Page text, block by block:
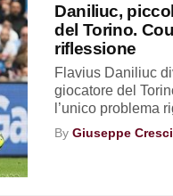
Daniliuc,
del Torino.
riflessione
Flavius Daniliuc
giocatore del
l’unico problema
ByGiuseppe